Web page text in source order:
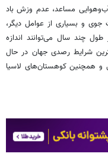
مساعد، عدم وزش باد
و بسیاری از عوامل دیگر،
چند سال می‌توانند اندازه
شرایط رصدی جهان در حال
و همچنین کوهستان‌های لاسیا